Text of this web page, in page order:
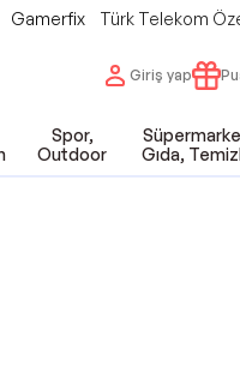
Gamerfix Türk Telekom
Giriş yap
Spor,
Outdoor
Gıda,